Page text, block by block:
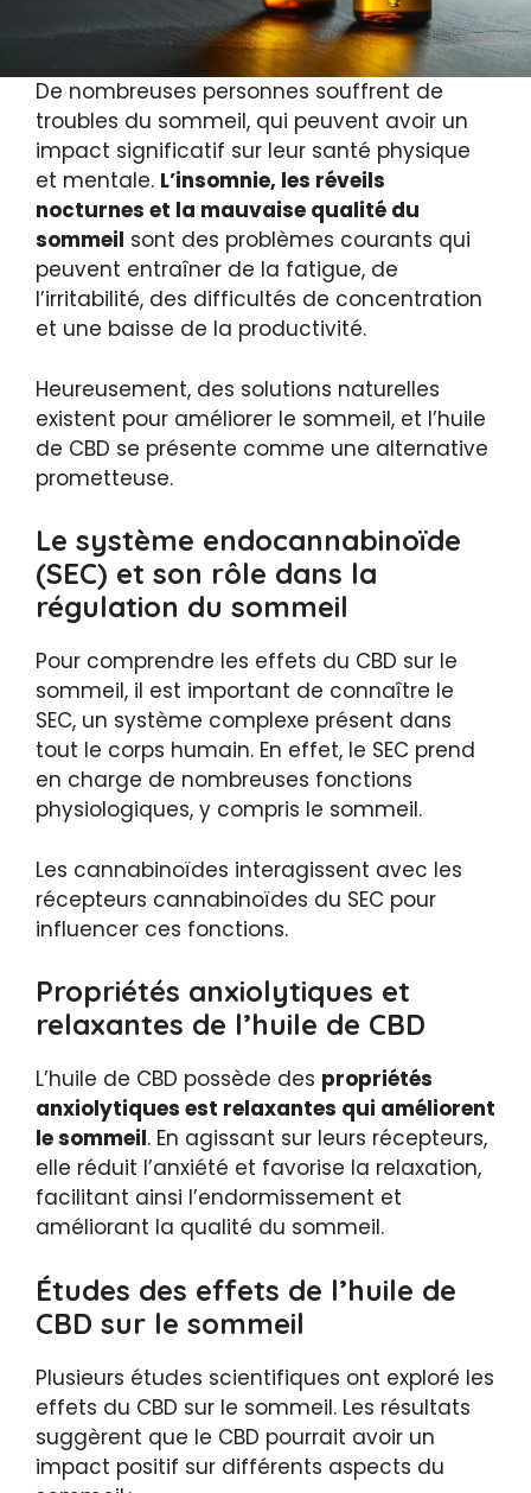
De nombreuses personnes souffrent de
troubles du sommeil, qui peuvent avoir un
impact significatif sur leur santé physique
et mentale. L’insomnie, les réveils
nocturnes et la mauvaise qualité du
sommeil sont des problèmes courants qui
peuvent entraîner de la fatigue, de
l’irritabilité, des difficultés de concentration
et une baisse de la productivité.
Heureusement, des solutions naturelles
existent pour améliorer le sommeil, et l’huile
de CBD se présente comme une alternative
prometteuse.
Le système endocannabinoïde
(SEC) et son rôle dans la
régulation du sommeil
Pour comprendre les effets du CBD sur le
sommeil, il est important de connaître le
SEC, un système complexe présent dans
tout le corps humain. En effet, le SEC prend
en charge de nombreuses fonctions
physiologiques, y compris le sommeil.
Les cannabinoïdes interagissent avec les
récepteurs cannabinoïdes du SEC pour
influencer ces fonctions.
Propriétés anxiolytiques et
relaxantes de l’huile de CBD
L’huile de CBD possède des propriétés
anxiolytiques est relaxantes qui améliorent
le sommeil. En agissant sur leurs récepteurs,
elle réduit l’anxiété et favorise la relaxation,
facilitant ainsi l’endormissement et
améliorant la qualité du sommeil.
Études des effets de l’huile de
CBD sur le sommeil
Plusieurs études scientifiques ont exploré les
effets du CBD sur le sommeil. Les résultats
suggèrent que le CBD pourrait avoir un
impact positif sur différents aspects du